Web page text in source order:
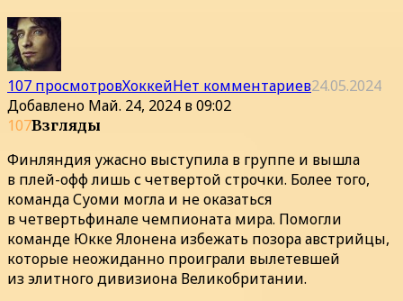
107 просмотровХоккейНет комментариев24.05.2024
Добавлено Май. 24, 2024 в 09:02
107Взгляды
Финляндия ужасно выступила в группе и вышла
в плей-офф лишь с четвертой строчки. Более того,
команда Суоми могла и не оказаться
в четвертьфинале чемпионата мира. Помогли
команде Юкке Ялонена избежать позора австрийцы,
которые неожиданно проиграли вылетевшей
из элитного дивизиона Великобритании.